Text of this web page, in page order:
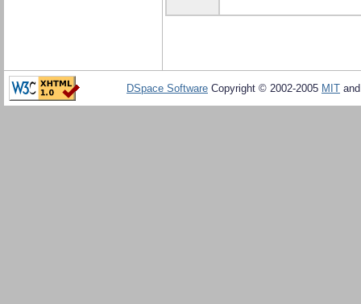
DSpace Software Copyright © 2002-2005 MIT